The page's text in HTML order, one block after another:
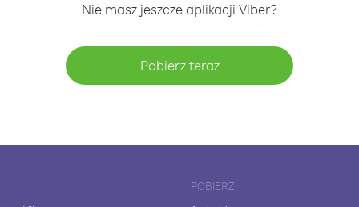
Nie masz jeszcze aplikacji Viber?
Pobierz teraz
POBIERZ